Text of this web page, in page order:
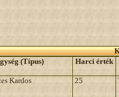
(Típus)
Harci érték
Kardos 25